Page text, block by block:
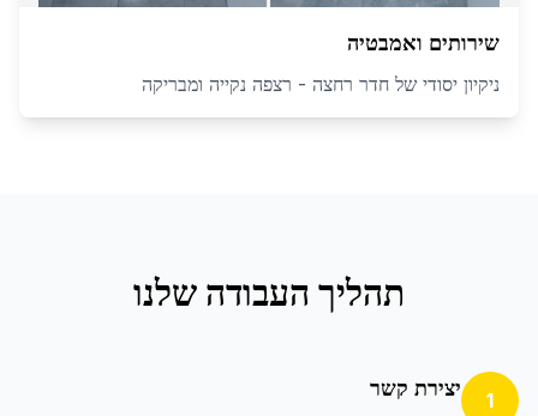
שירותים ואמבטיה
ניקיון יסודי של חדר רחצה - רצפה נקייה ומבריקה
תהליך העבודה שלנו
1 יצירת קשר